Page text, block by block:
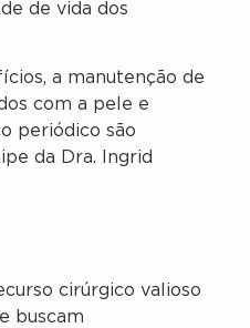
de vida dos
a manutenção de
com a pele e
periódico são
da Dra. Ingrid
cirúrgico valioso
buscam